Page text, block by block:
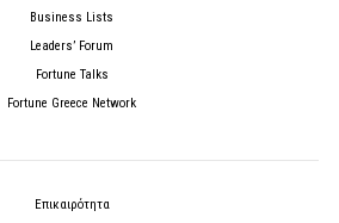
Business Lists
Leaders’ Forum
Fortune Talks
Fortune Greece Network
Επικαιρότητα